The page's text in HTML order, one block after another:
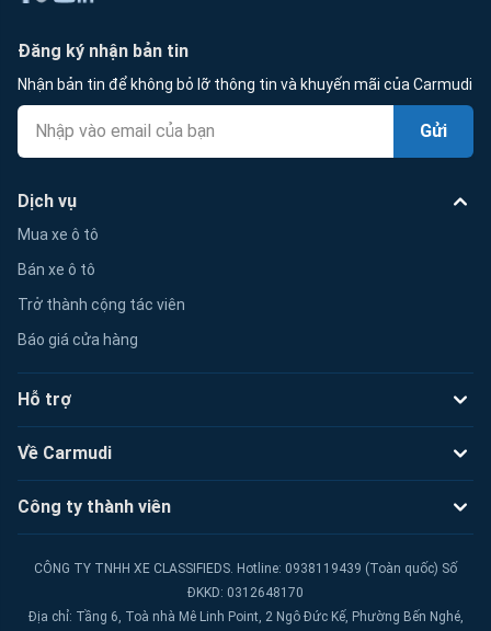
Đăng ký nhận bản tin
Nhận bản tin để không bỏ lỡ thông tin và khuyến mãi của Carmudi
Gửi
Dịch vụ
Mua xe ô tô
Bán xe ô tô
Trở thành cộng tác viên
Báo giá cửa hàng
Hỗ trợ
Về Carmudi
Công ty thành viên
CÔNG TY TNHH XE CLASSIFIEDS. Hotline: 0938119439 (Toàn quốc) Số
ĐKKD: 0312648170
Địa chỉ: Tầng 6, Toà nhà Mê Linh Point, 2 Ngô Đức Kế, Phường Bến Nghé,